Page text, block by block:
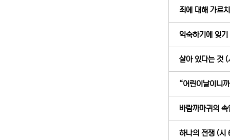
죄에 대해 가르
익숙하기에 잊
살아 있다는 것
“어린이날이니
바람까마귀의
하나의 전쟁 (